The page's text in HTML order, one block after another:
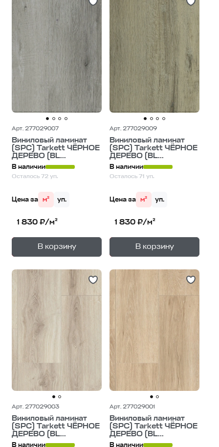
Арт. 277029007
Виниловый ламинат
(SPC) Tarkett ЧЁРНОЕ
ДЕРЕВО (BL...
В наличии
Осталось 72 уп.
Цена за м² уп.
1 830 ₽/м²
В корзину
— 1уп.
Арт. 277029009
Виниловый ламинат
(SPC) Tarkett ЧЁРНОЕ
ДЕРЕВО (BL...
В наличии
Осталось 71 уп.
Цена за м² уп.
1 830 ₽/м²
В корзину
— 1уп.
Арт. 277029003
Виниловый ламинат
(SPC) Tarkett ЧЁРНОЕ
ДЕРЕВО (BL...
В наличии
Арт. 277029001
Виниловый ламинат
(SPC) Tarkett ЧЁРНОЕ
ДЕРЕВО (BL...
В наличии